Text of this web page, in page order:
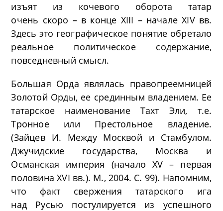
изъят из кочевого оборота татар
очень скоро – в конце XIII – начале XIV вв.
Здесь это географическое понятие обретало
реальное политическое содержание,
повседневный смысл.
Большая Орда являлась правопреемницей
Золотой Орды, ее срединным владением. Ее
татарское наименование Тахт Эли, т.е.
Тронное или Престольное владение.
(Зайцев И. Между Москвой и Стамбулом.
Джучидские государства, Москва и
Османская империя (начало XV – первая
половина XVI вв.). М., 2004. С. 99). Напомним,
что факт свержения татарского ига
над Русью постулируется из успешного